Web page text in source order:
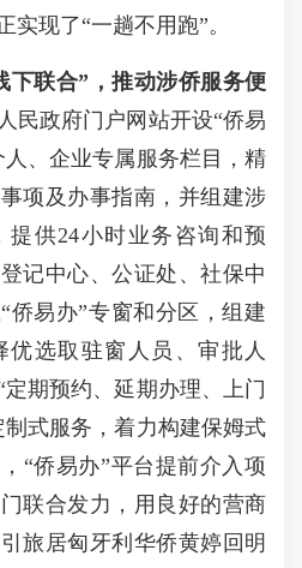
实现了“一趟不用跑”。
下联合” ，推动涉侨服务便
民政府门户网站开设“侨易
、企业专属服务栏目，精
项及办事指南，并组建涉
供24小时业务咨询和预
记中心、公证处、社保中
侨易办”专窗和分区，组建
选取驻窗人员、审批人
期预约、延期办理、上门
式服务，着力构建保姆式
“侨易办”平台提前介入项
联合发力，用良好的营商
旅居匈牙利华侨黄婷回明